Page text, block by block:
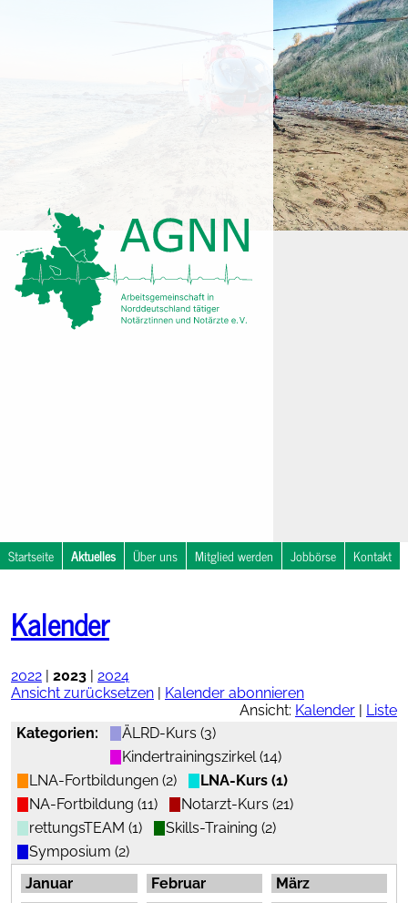
Startseite Aktuelles Über uns Mitglied werden Jobbörse Kontakt
Kalender
Notfallsymposium
in
Therapieempfehlungen
online
vollständig
als PDF
AGNN-
Kalender
2022 | 2023 | 2024
Ansicht zurücksetzen | Kalender abonnieren
Ansicht: Kalender | Liste
Kategorien:
ÄLRD-Kurs (3)
Kindertrainingszirkel (14)
LNA-Fortbildungen (2)
LNA-Kurs (1)
NA-Fortbildung (11)
Notarzt-Kurs (21)
rettungsTEAM (1)
Skills-Training (2)
Symposium (2)
Januar
Februar
März